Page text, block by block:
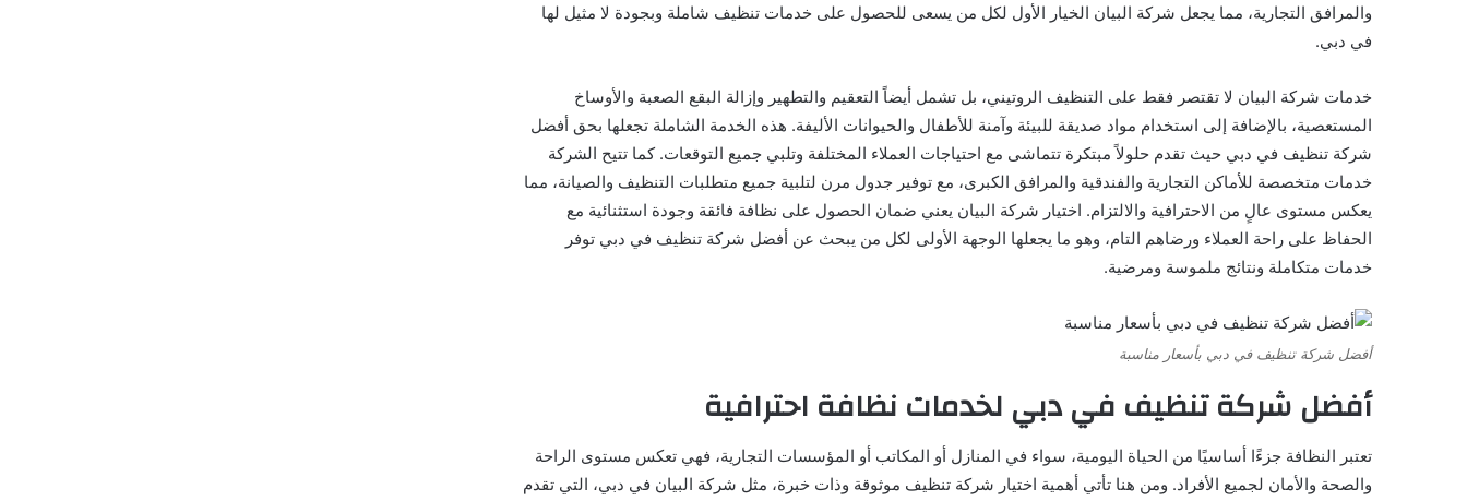
والمرافق التجارية، مما يجعل شركة البيان الخيار الأول لكل من يسعى للحصول على خدمات تنظيف شاملة وبجودة لا مثيل لها
في دبي.
خدمات شركة البيان لا تقتصر فقط على التنظيف الروتيني، بل تشمل أيضاً التعقيم والتطهير وإزالة البقع الصعبة والأوساخ
المستعصية، بالإضافة إلى استخدام مواد صديقة للبيئة وآمنة للأطفال والحيوانات الأليفة. هذه الخدمة الشاملة تجعلها بحق أفضل
شركة تنظيف في دبي حيث تقدم حلولاً مبتكرة تتماشى مع احتياجات العملاء المختلفة وتلبي جميع التوقعات. كما تتيح الشركة
خدمات متخصصة للأماكن التجارية والفندقية والمرافق الكبرى، مع توفير جدول مرن لتلبية جميع متطلبات التنظيف والصيانة، مما
يعكس مستوى عالٍ من الاحترافية والالتزام. اختيار شركة البيان يعني ضمان الحصول على نظافة فائقة وجودة استثنائية مع
الحفاظ على راحة العملاء ورضاهم التام، وهو ما يجعلها الوجهة الأولى لكل من يبحث عن أفضل شركة تنظيف في دبي توفر
خدمات متكاملة ونتائج ملموسة ومرضية.
أفضل شركة تنظيف في دبي بأسعار مناسبة
أفضل شركة تنظيف في دبي لخدمات نظافة احترافية
تعتبر النظافة جزءًا أساسيًا من الحياة اليومية، سواء في المنازل أو المكاتب أو المؤسسات التجارية، فهي تعكس مستوى الراحة
والصحة والأمان لجميع الأفراد. ومن هنا تأتي أهمية اختيار شركة تنظيف موثوقة وذات خبرة، مثل شركة البيان في دبي، التي تقدم